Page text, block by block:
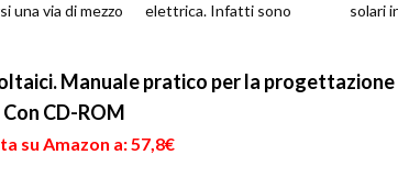
una via di mezzo
elettrica. Infatti sono
solari
Manuale pratico per la progettazione
CD-ROM
su Amazon a: 57,8€